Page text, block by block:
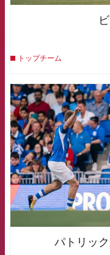
トップチーム
パトリッ